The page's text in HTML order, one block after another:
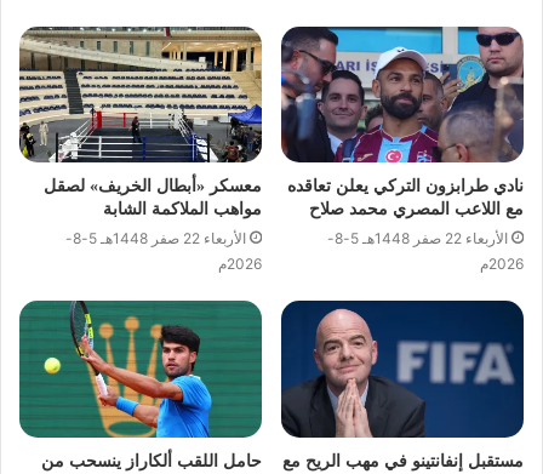
نادي طرابزون التركي يعلن تعاقده
مع اللاعب المصري محمد صلاح
الأربعاء 22 صفر 1448هـ 5-8-
2026م
معسكر «أبطال الخريف» لصقل
مواهب الملاكمة الشابة
الأربعاء 22 صفر 1448هـ 5-8-
2026م
مستقبل إنفانتينو في مهب الريح مع حامل اللقب ألكاراز ينسحب من